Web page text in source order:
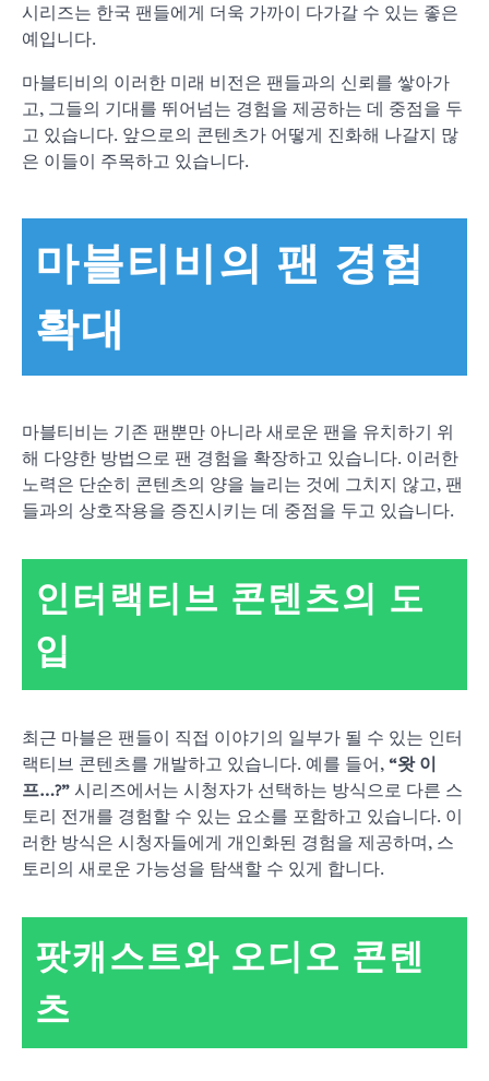
시리즈는 한국 팬들에게 더욱 가까이 다가갈 수 있는 좋은
예입니다.
마블티비의 이러한 미래 비전은 팬들과의 신뢰를 쌓아가
고, 그들의 기대를 뛰어넘는 경험을 제공하는 데 중점을 두
고 있습니다. 앞으로의 콘텐츠가 어떻게 진화해 나갈지 많
은 이들이 주목하고 있습니다.
마블티비의 팬 경험
확대
마블티비는 기존 팬뿐만 아니라 새로운 팬을 유치하기 위
해 다양한 방법으로 팬 경험을 확장하고 있습니다. 이러한
노력은 단순히 콘텐츠의 양을 늘리는 것에 그치지 않고, 팬
들과의 상호작용을 증진시키는 데 중점을 두고 있습니다.
인터랙티브 콘텐츠의 도
입
최근 마블은 팬들이 직접 이야기의 일부가 될 수 있는 인터
랙티브 콘텐츠를 개발하고 있습니다. 예를 들어, “왓 이
프…?” 시리즈에서는 시청자가 선택하는 방식으로 다른 스
토리 전개를 경험할 수 있는 요소를 포함하고 있습니다. 이
러한 방식은 시청자들에게 개인화된 경험을 제공하며, 스
토리의 새로운 가능성을 탐색할 수 있게 합니다.
팟캐스트와 오디오 콘텐
츠